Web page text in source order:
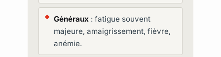
Généraux: fatigue souvent
majeure, amaigrissement, fièvre,
anémie.